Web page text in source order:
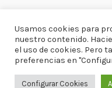
Todos los derechos ©
Usamos cookies para
nuestro contenido.
el uso de cookies. Pero
preferencias en
Configurar Cookies